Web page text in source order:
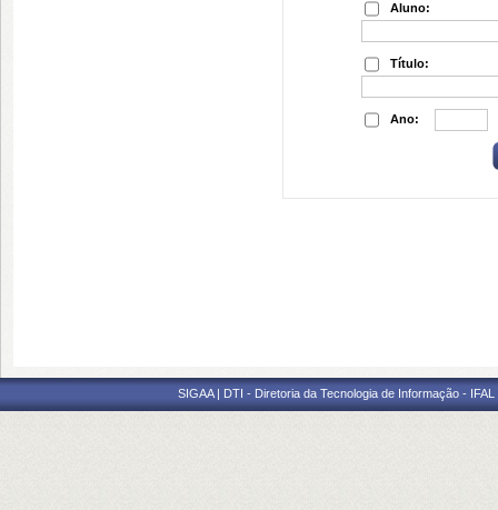
Aluno:
Título:
Ano:
SIGAA | DTI - Diretoria da Tecnologia de Informação -